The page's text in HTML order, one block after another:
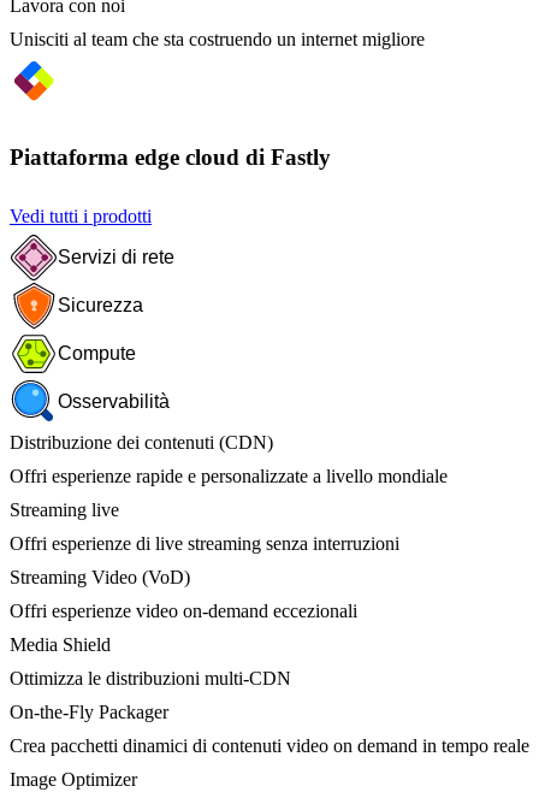
Lavora con noi
Unisciti al team che sta costruendo un internet migliore
Piattaforma edge cloud di Fastly
Vedi tutti i prodotti
Servizi di rete
Sicurezza
Compute
Osservabilità
Distribuzione dei contenuti (CDN)
Offri esperienze rapide e personalizzate a livello mondiale
Streaming live
Offri esperienze di live streaming senza interruzioni
Streaming Video (VoD)
Offri esperienze video on-demand eccezionali
Media Shield
Ottimizza le distribuzioni multi-CDN
On-the-Fly Packager
Crea pacchetti dinamici di contenuti video on demand in tempo reale
Image Optimizer